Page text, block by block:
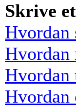
Skrive
Hvordan
Hvordan
Hvordan